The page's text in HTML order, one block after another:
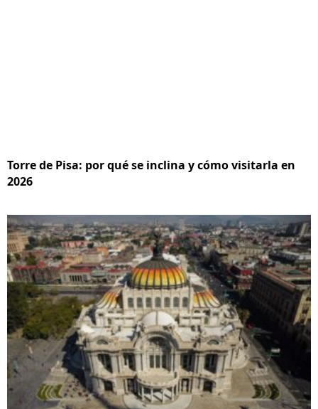
Torre de Pisa: por qué se inclina y cómo visitarla en
2026